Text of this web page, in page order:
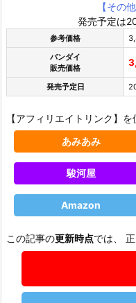
【その
発売予定は
参考価格
バンダイ
販売価格
発売予定日
【アフィリエイトリンク】
あみあみ
駿河屋
Amazon
この記事の更新時点では、